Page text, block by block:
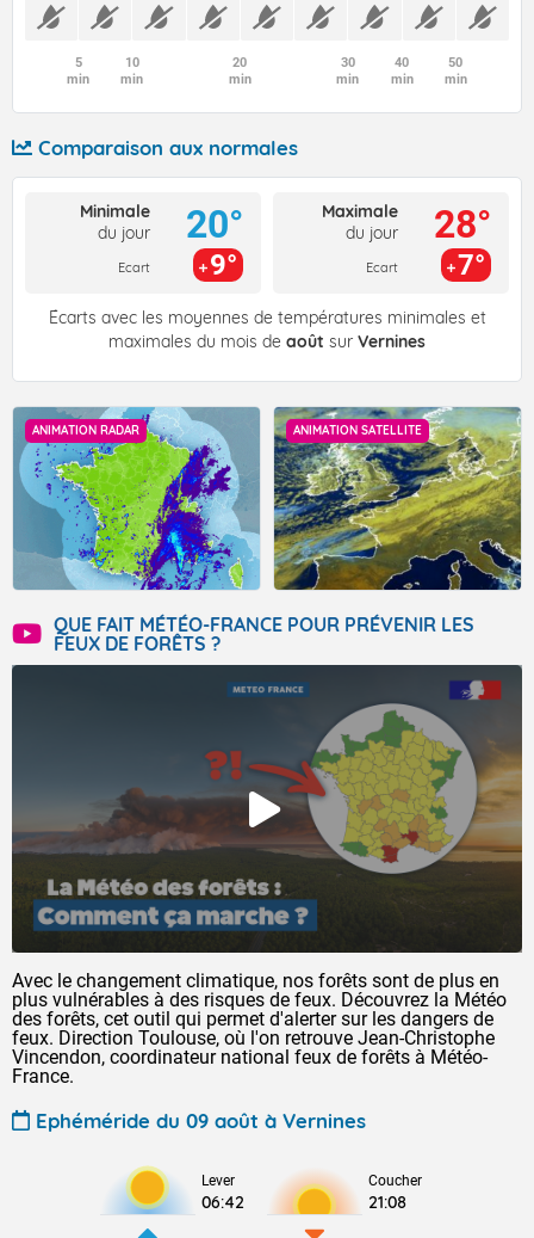
5
min
10
min
20
min
30
min
40
min
50
min
Comparaison aux normales
Minimale
du jour
Ecart
20°
9°
Maximale
du jour
Ecart
28°
7°
Écarts avec les moyennes de températures minimales et
maximales du mois de août sur Vernines
ANIMATION RADAR ANIMATION SATELLITE
QUE FAIT MÉTÉO-FRANCE POUR PRÉVENIR LES
FEUX DE FORÊTS ?
Avec le changement climatique, nos forêts sont de plus en
plus vulnérables à des risques de feux. Découvrez la Météo
des forêts, cet outil qui permet d'alerter sur les dangers de
feux. Direction Toulouse, où l'on retrouve Jean-Christophe
Vincendon, coordinateur national feux de forêts à Météo-
France.
Ephéméride du 09 août à Vernines
Lever
06:42
Coucher
21:08